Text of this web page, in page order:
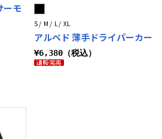
ーモ
S / M / L / XL
アルベド 薄手ドライパーカー
¥6,380（税込）